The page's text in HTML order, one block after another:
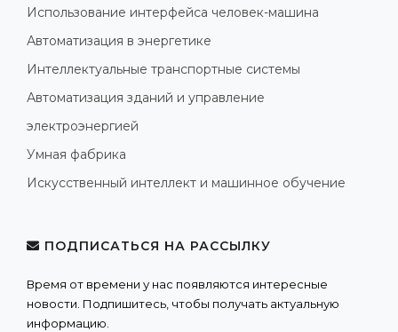
Использование интерфейса человек-машина
Автоматизация в энергетике
Интеллектуальные транспортные системы
Автоматизация зданий и управление
электроэнергией
Умная фабрика
Искусственный интеллект и машинное обучение
ПОДПИСАТЬСЯ НА РАССЫЛКУ
Время от времени у нас появляются интересные
новости. Подпишитесь, чтобы получать актуальную
информацию.